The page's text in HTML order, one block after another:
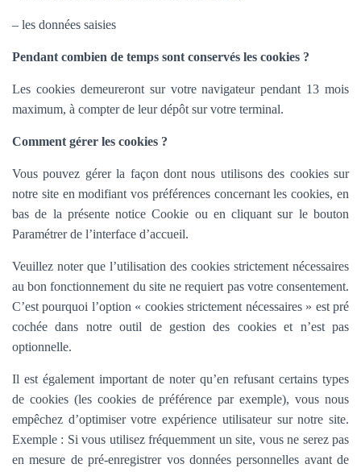
– les données saisies
Pendant combien de temps sont conservés les cookies ?
Les cookies demeureront sur votre navigateur pendant 13 mois
maximum, à compter de leur dépôt sur votre terminal.
Comment gérer les cookies ?
Vous pouvez gérer la façon dont nous utilisons des cookies sur
notre site en modifiant vos préférences concernant les cookies, en
bas de la présente notice Cookie ou en cliquant sur le bouton
Paramétrer de l’interface d’accueil.
Veuillez noter que l’utilisation des cookies strictement nécessaires
au bon fonctionnement du site ne requiert pas votre consentement.
C’est pourquoi l’option « cookies strictement nécessaires » est pré
cochée dans notre outil de gestion des cookies et n’est pas
optionnelle.
Il est également important de noter qu’en refusant certains types
de cookies (les cookies de préférence par exemple), vous nous
empêchez d’optimiser votre expérience utilisateur sur notre site.
Exemple : Si vous utilisez fréquemment un site, vous ne serez pas
en mesure de pré-enregistrer vos données personnelles avant de